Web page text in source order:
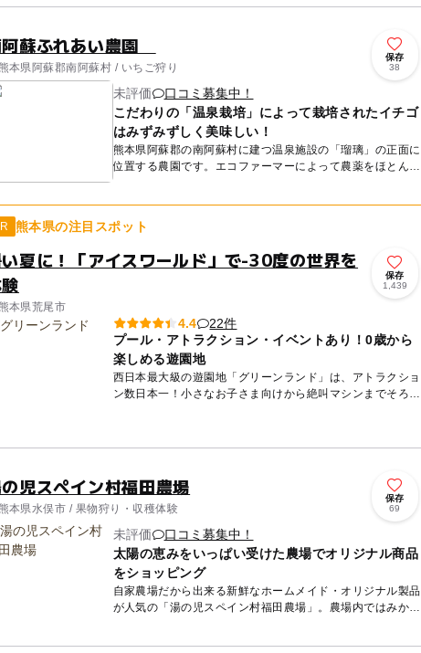
蘇ふれあい農園
本県阿蘇郡南阿蘇村 / いちご狩り
保存
38
未評価
口コミ募集中！
こだわりの「温泉栽培」によって栽培されたイチゴ
はみずみずしく美味しい！
熊本県阿蘇郡の南阿蘇村に建つ温泉施設の「瑠璃」の正面に
位置する農園です。エコファーマーによって農薬をほとんど
使うことなく、「ゆうべに」、「恋みのり」、「紅ほっ
熊本県の注目スポット
夏に！「アイスワールド」で-30度の世界を
本県荒尾市
保存
1,439
4.4
22件
プール・アトラクション・イベントあり！0歳から
楽しめる遊園地
西日本最大級の遊園地「グリーンランド」は、アトラクショ
ン数日本一！小さなお子さま向けから絶叫マシンまでそろ
児スペイン村福田農場
本県水俣市 / 果物狩り・収穫体験
保存
69
未評価
口コミ募集中！
太陽の恵みをいっぱい受けた農場でオリジナル商品
をショッピング
自家農場だから出来る新鮮なホームメイド・オリジナル製品
が人気の「湯の児スペイン村福田農場」。農場内ではみかん